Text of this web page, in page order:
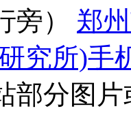
旁） 郑
究所)手
部分图